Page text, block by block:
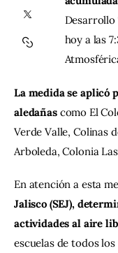
Contacto
hoy a las
La medida se aplicó
aledañas como El
Verde Valle, Colinas
Arboleda, Colonia
En atención a esta
Jalisco (SEJ),
actividades al aire
escuelas de todos